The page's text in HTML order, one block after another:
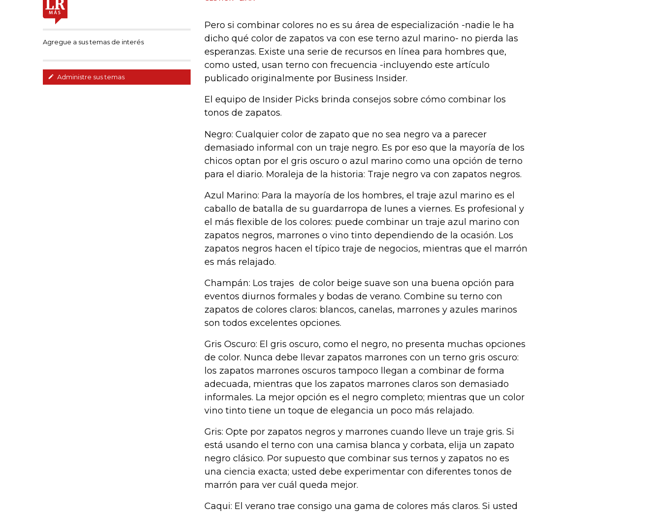
Agregue a sus temas de interés
Administre sus temas
Pero si combinar colores no es su área de especialización -nadie le ha
dicho qué color de zapatos va con ese terno azul marino- no pierda las
esperanzas. Existe una serie de recursos en línea para hombres que,
como usted, usan terno con frecuencia -incluyendo este artículo
publicado originalmente por Business Insider.
El equipo de Insider Picks brinda consejos sobre cómo combinar los
tonos de zapatos.
Negro: Cualquier color de zapato que no sea negro va a parecer
demasiado informal con un traje negro. Es por eso que la mayoría de los
chicos optan por el gris oscuro o azul marino como una opción de terno
para el diario. Moraleja de la historia: Traje negro va con zapatos negros.
Azul Marino: Para la mayoría de los hombres, el traje azul marino es el
caballo de batalla de su guardarropa de lunes a viernes. Es profesional y
el más flexible de los colores: puede combinar un traje azul marino con
zapatos negros, marrones o vino tinto dependiendo de la ocasión. Los
zapatos negros hacen el típico traje de negocios, mientras que el marrón
es más relajado.
Champán: Los trajes de color beige suave son una buena opción para
eventos diurnos formales y bodas de verano. Combine su terno con
zapatos de colores claros: blancos, canelas, marrones y azules marinos
son todos excelentes opciones.
Gris Oscuro: El gris oscuro, como el negro, no presenta muchas opciones
de color. Nunca debe llevar zapatos marrones con un terno gris oscuro:
los zapatos marrones oscuros tampoco llegan a combinar de forma
adecuada, mientras que los zapatos marrones claros son demasiado
informales. La mejor opción es el negro completo; mientras que un color
vino tinto tiene un toque de elegancia un poco más relajado.
Gris: Opte por zapatos negros y marrones cuando lleve un traje gris. Si
está usando el terno con una camisa blanca y corbata, elija un zapato
negro clásico. Por supuesto que combinar sus ternos y zapatos no es
una ciencia exacta; usted debe experimentar con diferentes tonos de
marrón para ver cuál queda mejor.
Caqui: El verano trae consigo una gama de colores más claros. Si usted